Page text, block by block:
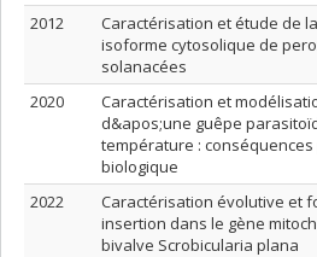
2012
Caractérisation et étude de
isoforme cytosolique de
solanacées
2020
Caractérisation et
d&apos;une guêpe
température :
biologique
2022
Caractérisation évolutive et
insertion dans le gène
bivalve Scrobicularia plana